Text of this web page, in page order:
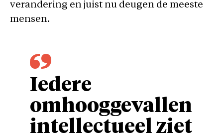
verandering en juist nu deugen de meeste
mensen.
Iedere
omhooggevallen
intellectueel ziet